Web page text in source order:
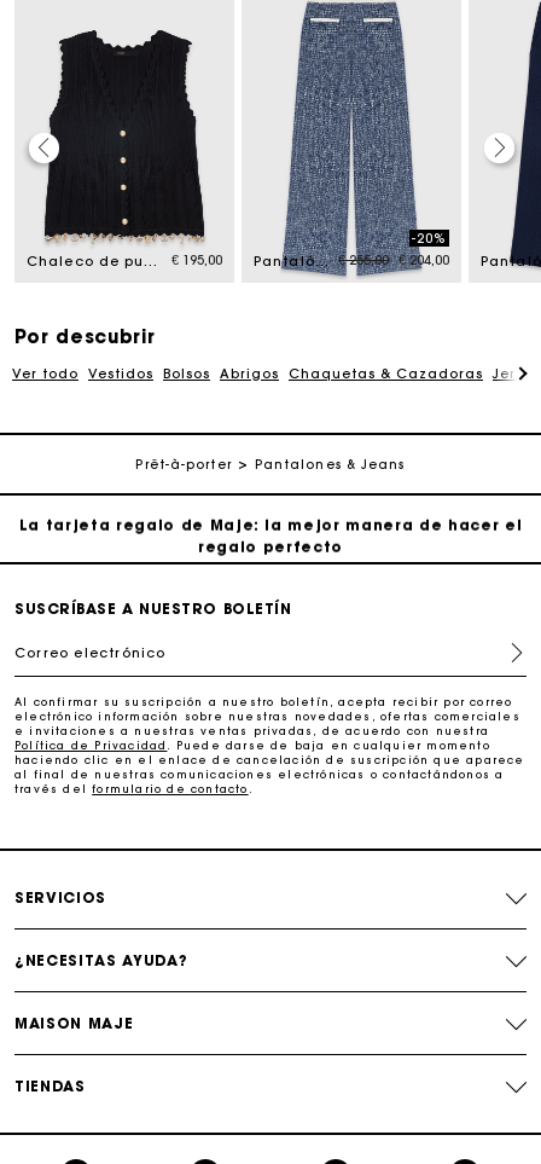
Chaleco de punto con joyas doradas € 195,00 Pantalón de tweed Price reduced from
€ 255,00to
-20%
€ 204,00
Por descubrir
Ver todo Vestidos Bolsos Abrigos Chaquetas & Cazadoras
Prêt-à-porter Pantalones & Jeans
La tarjeta regalo de Maje: la mejor manera de hacer el
regalo perfecto
Entrega a domicilio ofrecida dentro de 2-3 días
Paga en 3 cuotas sin comisiones
Seguir mi pedido
La tarjeta regalo de Maje: la mejor manera de hacer el
regalo perfecto
Entrega a domicilio ofrecida dentro de 2-3 días
Cambios & Devoluciones gratuitos
SUSCRÍBASE A NUESTRO BOLETÍN
Correo electrónico
Al confirmar su suscripción a nuestro boletín, acepta recibir por correo
electrónico información sobre nuestras novedades, ofertas comerciales
e invitaciones a nuestras ventas privadas, de acuerdo con nuestra
Política de Privacidad
. Puede darse de baja en cualquier momento
haciendo clic en el enlace de cancelación de suscripción que aparece
al final de nuestras comunicaciones electrónicas o contactándonos a
través delformulario de contacto
SERVICIOS
¿NECESITAS AYUDA?
MAISON MAJE
TIENDAS